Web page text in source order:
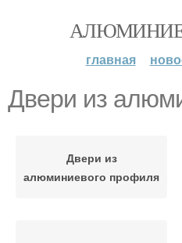
главная
Двери из
Двери из
алюминиевого профиля